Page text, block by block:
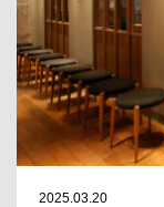
2025.03.20